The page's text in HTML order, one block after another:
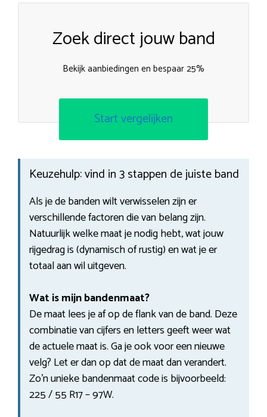
Zoek direct jouw band
Bekijk aanbiedingen en bespaar 25%
Start vergelijken
Keuzehulp: vind in 3 stappen de juiste band
Als je de banden wilt verwisselen zijn er
verschillende factoren die van belang zijn.
Natuurlijk welke maat je nodig hebt, wat jouw
rijgedrag is (dynamisch of rustig) en wat je er
totaal aan wil uitgeven.
Wat is mijn bandenmaat?
De maat lees je af op de flank van de band. Deze
combinatie van cijfers en letters geeft weer wat
de actuele maat is. Ga je ook voor een nieuwe
velg? Let er dan op dat de maat dan verandert.
Zo’n unieke bandenmaat code is bijvoorbeeld:
225 / 55 R17 – 97W.